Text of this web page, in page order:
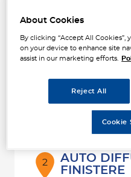
1
1.82
km
ADF
ZI DE
56600
2
AUTO
FINISTERE
About Cookies
By clicking “Accept All
on your device to enhance site
assist in our marketing efforts.
Reject All
Cookie